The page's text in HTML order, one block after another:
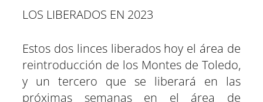
LOS LIBERADOS EN 2023
Estos dos linces liberados hoy el área de
reintroducción de los Montes de Toledo,
y un tercero que se liberará en las
próximas semanas en el área de